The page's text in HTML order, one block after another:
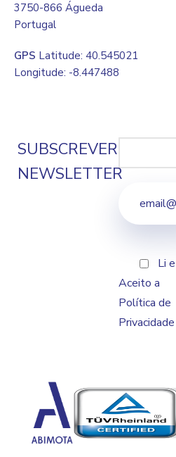
3750-866 Águeda
Portugal
GPS Latitude: 40.545021
Longitude: -8.447488
SUBSCREVER
NEWSLETTER
Li e
Aceito a
Política de
Privacidade